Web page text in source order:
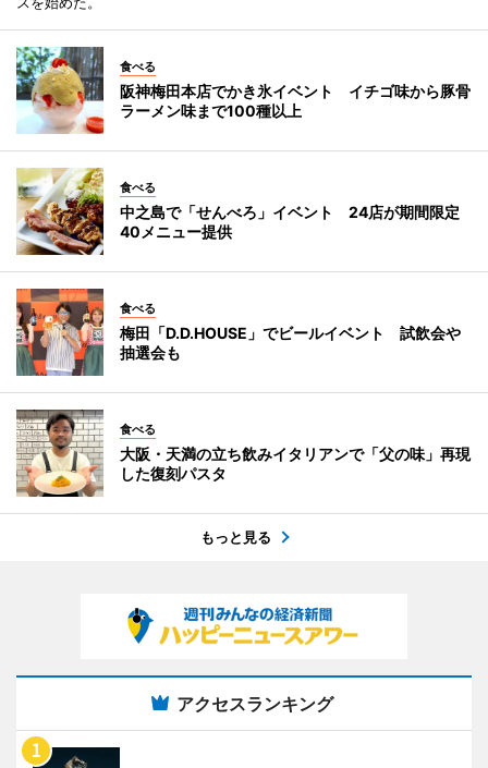
食べる
阪神梅田本店でかき氷イベント イチゴ味から豚骨
ラーメン味まで100種以上
食べる
中之島で「せんべろ」イベント 24店が期間限定
40メニュー提供
食べる
梅田「D.D.HOUSE」でビールイベント 試飲会や
抽選会も
食べる
大阪・天満の立ち飲みイタリアンで「父の味」再現
した復刻パスタ
もっと見る
アクセスランキング